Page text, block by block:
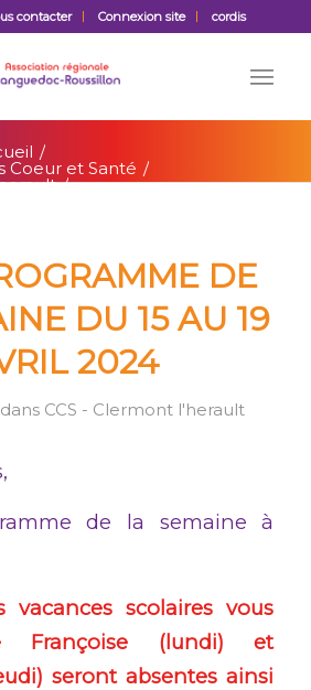
contacter Connexion site cordis
/
Coeur et Santé /
/
DE
DU 15 AU 19
2024
dans CCS - Clermont l'herault
de la semaine à
vacances scolaires vous
Françoise (lundi) et
seront absentes ainsi